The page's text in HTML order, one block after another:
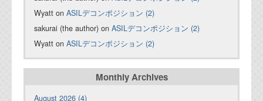
Wyatt on ASILデコンポジション (2)
sakurai (the author) on ASILデコンポジション (2)
Wyatt on ASILデコンポジション (2)
Monthly Archives
August 2026 (4)